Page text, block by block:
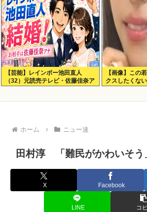
【芸能】レインボー池田直人
（32）元読売テレビ・佐藤佳奈ア
【画像】この
クスしたくな
ホーム ニュー速
田村淳 「難民がかわいそう
X Facebook
LINE コ